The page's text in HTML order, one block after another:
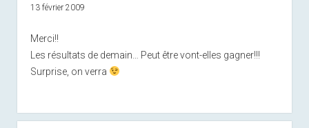
13 février 2009
Merci!!
Les résultats de demain… Peut être vont-elles gagner!!!
Surprise, on verra